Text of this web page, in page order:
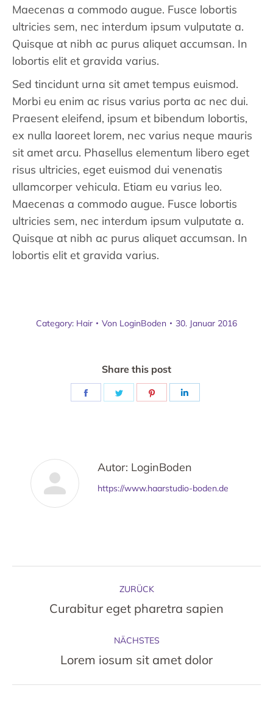
Maecenas a commodo augue. Fusce lobortis
ultricies sem, nec interdum ipsum vulputate a.
Quisque at nibh ac purus aliquet accumsan. In
lobortis elit et gravida varius.
Sed tincidunt urna sit amet tempus euismod.
Morbi eu enim ac risus varius porta ac nec dui.
Praesent eleifend, ipsum et bibendum lobortis,
ex nulla laoreet lorem, nec varius neque mauris
sit amet arcu. Phasellus elementum libero eget
risus ultricies, eget euismod dui venenatis
ullamcorper vehicula. Etiam eu varius leo.
Maecenas a commodo augue. Fusce lobortis
ultricies sem, nec interdum ipsum vulputate a.
Quisque at nibh ac purus aliquet accumsan. In
lobortis elit et gravida varius.
Category: Hair Von LoginBoden 30. Januar 2016
Share this post
Share
Share
Share
Autor: LoginBoden
https://www.haarstudio-boden.de
Kommentarnavigation
ZURÜCK
Vorheriger
Curabitur eget pharetra sapien
NÄCHSTES
Nächster
Lorem iosum sit amet dolor